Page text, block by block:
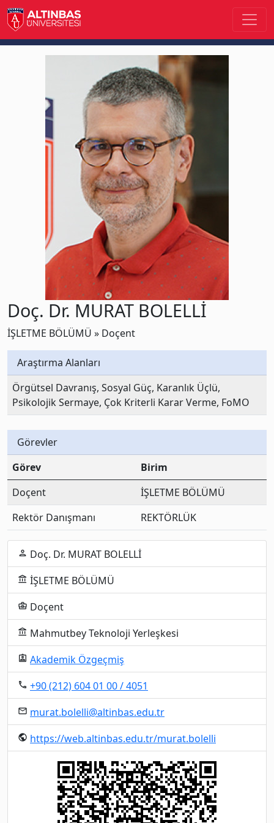
Doç. Dr. MURAT BOLELLİ
İŞLETME BÖLÜMÜ » Doçent
Araştırma Alanları
Örgütsel Davranış, Sosyal Güç, Karanlık Üçlü,
Psikolojik Sermaye, Çok Kriterli Karar Verme, FoMO
Görevler
Görev
Birim
Doçent
İŞLETME BÖLÜMÜ
Rektör Danışmanı
REKTÖRLÜK
person Doç. Dr. MURAT BOLELLİ
account_balance İŞLETME BÖLÜMÜ
business_center Doçent
account_balance Mahmutbey Teknoloji Yerleşkesi
assignment_ind Akademik Özgeçmiş
local_phone +90 (212) 604 01 00 / 4051
email murat.bolelli@altinbas.edu.tr
public https://web.altinbas.edu.tr/murat.bolelli